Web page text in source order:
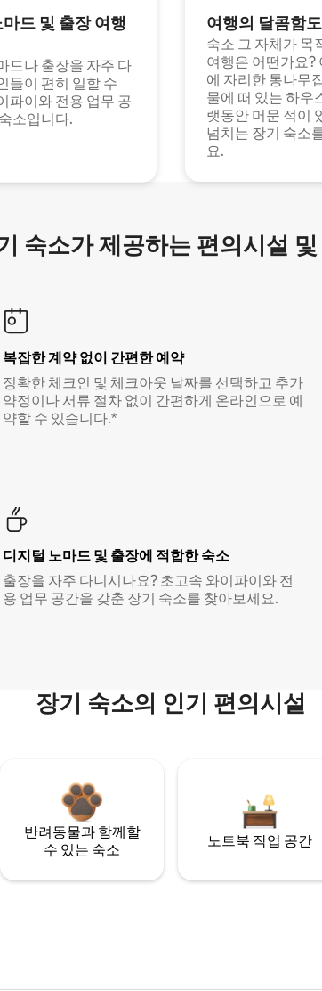
드 및 출장 여행
드나 출장을 자주 다
들이 편히 일할 수
파이와 전용 업무 공
소입니다.
여행의 달콤함
숙소 그 자체가 목
여행은 어떤가요?
에 자리한 통나무
물에 떠 있는 하우
랫동안 머문 적이
넘치는 장기 숙소
요.
숙소가 제공하는 편의시설
복잡한 계약 없이 간편한 예약
정확한 체크인 및 체크아웃 날짜를 선택하고 추가
약정이나 서류 절차 없이 간편하게 온라인으로 예
약할 수 있습니다.*
디지털 노마드 및 출장에 적합한 숙소
출장을 자주 다니시나요? 초고속 와이파이와 전
용 업무 공간을 갖춘 장기 숙소를 찾아보세요.
장기 숙소의 인기 편의시설
반려동물과 함께할
수 있는 숙소
노트북 작업 공간